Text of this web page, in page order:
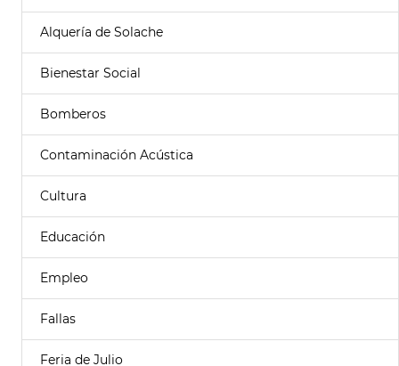
Alquería de Solache
Bienestar Social
Bomberos
Contaminación Acústica
Cultura
Educación
Empleo
Fallas
Feria de Julio